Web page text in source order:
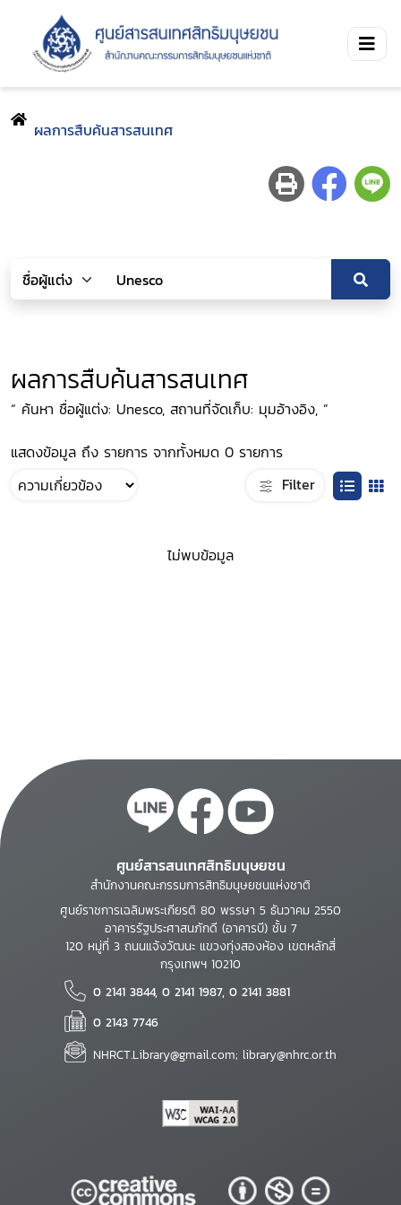
ผลการสืบค้นสารสนเทศ
ผลการสืบค้นสารสนเทศ
“ ค้นหา ชื่อผู้แต่ง: Unesco, สถานที่จัดเก็บ: มุมอ้างอิง, ”
แสดงข้อมูล ถึง รายการ จากทั้งหมด 0 รายการ
Filter
ไม่พบข้อมูล
ศูนย์สารสนเทศสิทธิมนุษยชน
สำนักงานคณะกรรมการสิทธิมนุษยชนแห่งชาติ
ศูนย์ราชการเฉลิมพระเกียรติ 80 พรรษา 5 ธันวาคม 2550
อาคารรัฐประศาสนภักดี (อาคารบี) ชั้น 7
120 หมู่ที่ 3 ถนนแจ้งวัฒนะ แขวงทุ่งสองห้อง เขตหลักสี่
กรุงเทพฯ 10210
0 2141 3844, 0 2141 1987, 0 2141 3881
0 2143 7746
NHRCT.Library@gmail.com; library@nhrc.or.th